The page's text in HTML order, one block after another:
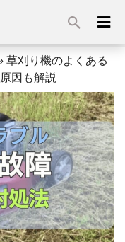
草刈り機のよくある
因も解説